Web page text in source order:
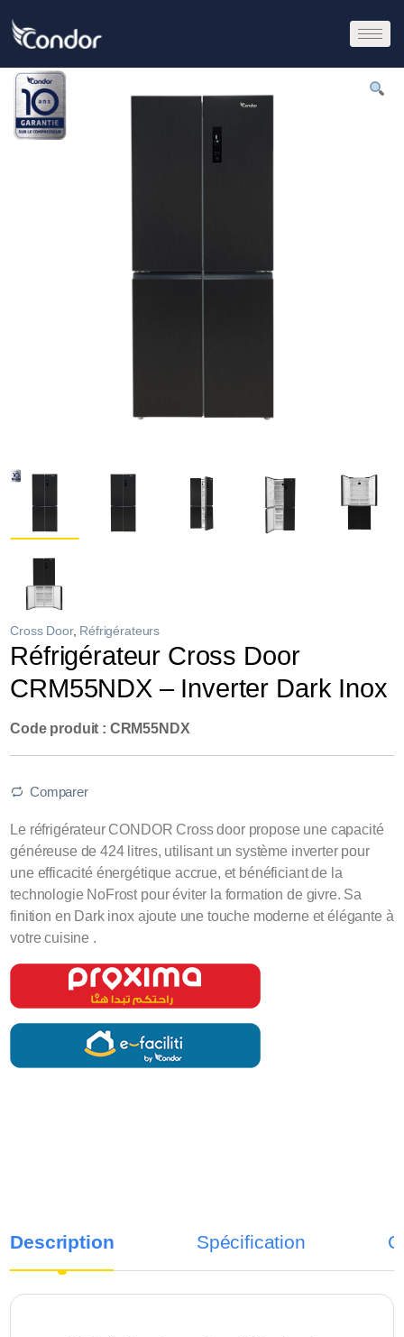
Cross Door, Réfrigérateurs
Réfrigérateur Cross Door
CRM55NDX – Inverter Dark Inox
Code produit : CRM55NDX
Comparer
Le réfrigérateur CONDOR Cross door propose une capacité
généreuse de 424 litres, utilisant un système inverter pour
une efficacité énergétique accrue, et bénéficiant de la
technologie NoFrost pour éviter la formation de givre. Sa
finition en Dark inox ajoute une touche moderne et élégante à
votre cuisine .
Description Spécification